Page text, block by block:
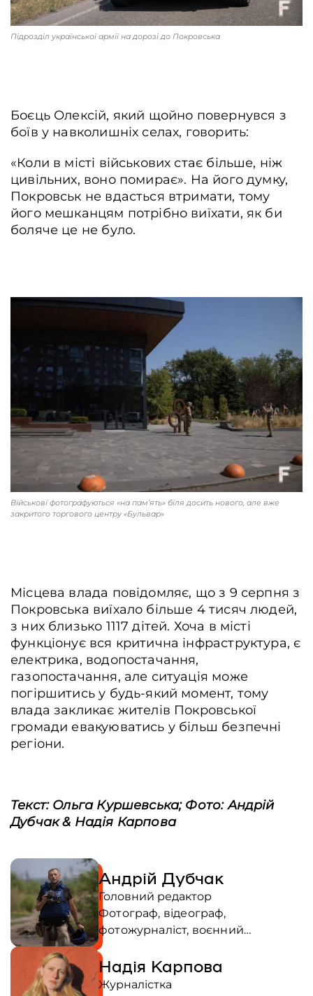
Підрозділ української армії на дорозі до Покровська
Боєць Олексій, який щойно повернувся з
боїв у навколишніх селах, говорить:
«Коли в місті військових стає більше, ніж
цивільних, воно помирає». На його думку,
Покровськ не вдасться втримати, тому
його мешканцям потрібно виїхати, як би
боляче це не було.
Військові фотографуються «на пам’ять» біля досить нового, але вже
закритого торгового центру «Бульвар»
Місцева влада повідомляє, що з 9 серпня з
Покровська виїхало більше 4 тисяч людей,
з них близько 1117 дітей. Хоча в місті
функціонує вся критична інфраструктура, є
електрика, водопостачання,
газопостачання, але ситуація може
погіршитись у будь-який момент, тому
влада закликає жителів Покровської
громади евакуюватись у більш безпечні
регіони.
Текст: Ольга Куршевська; Фото: Андрій
Дубчак & Надія Карпова
Андрій Дубчак
Головний редактор
Фотограф, відеограф,
фотожурналіст, воєнний
кореспондент. Перший стрімер
Євромайдану, зняв ключові події
Революції Гідності, включаючи
Надія Карпова
Журналістка